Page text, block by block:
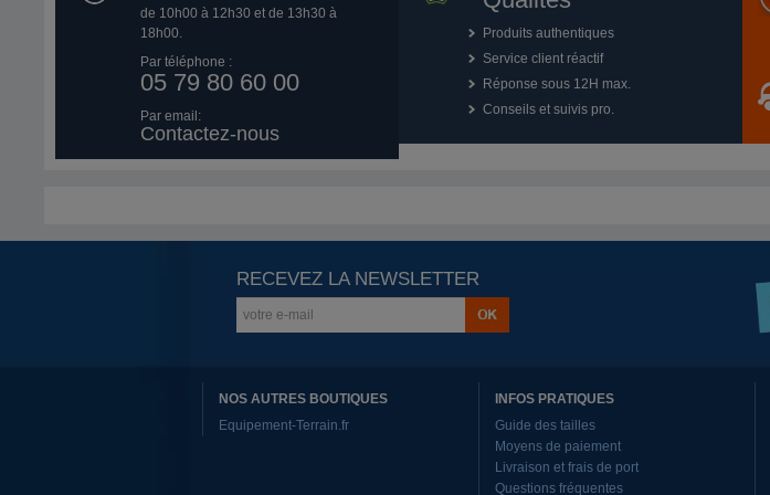
de 10h00 à 12h30 et de 13h30 à
18h00.
Par téléphone :
05 79 80 60 00
Par email:
Contactez-nous
Produits authentiques
Service client réactif
Réponse sous 12H max.
Conseils et suivis pro.
RECEVEZ LA NEWSLETTER
NOS AUTRES BOUTIQUES
Equipement-Terrain.fr
INFOS PRATIQUES
Guide des tailles
Moyens de paiement
Livraison et frais de port
Questions fréquentes